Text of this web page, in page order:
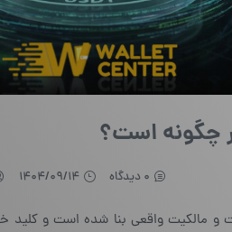
چگونه است؟
0 دیدگاه 1404/09/14
و مالکیت واقعی بنا شده است و